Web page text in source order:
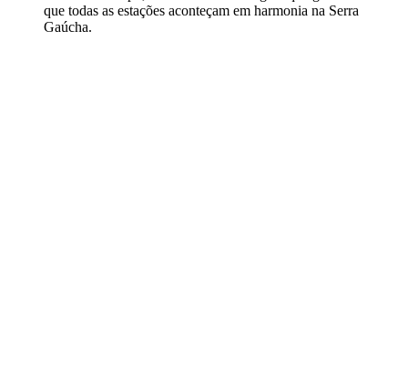
que todas as estações aconteçam em harmonia na Serra
Gaúcha.